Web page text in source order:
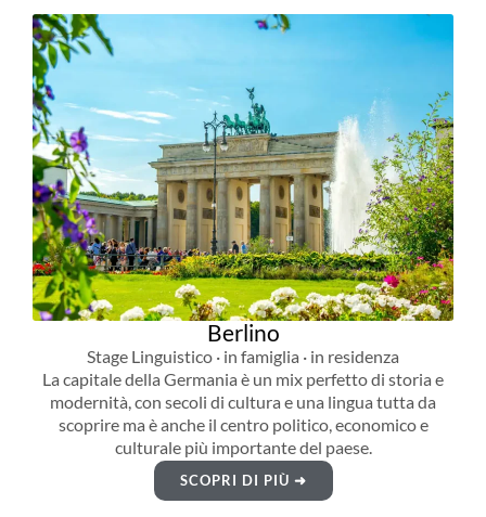
Berlino
Stage Linguistico · in famiglia · in residenza
La capitale della Germania è un mix perfetto di storia e
modernità, con secoli di cultura e una lingua tutta da
scoprire ma è anche il centro politico, economico e
culturale più importante del paese.
SCOPRI DI PIÙ ➜